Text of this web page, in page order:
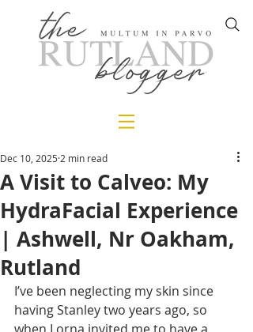
A Visit to Calveo: My
HydraFacial Experience
| Ashwell, Nr Oakham,
Rutland
Dec 10, 2025 2 min read
I’ve been neglecting my skin since
having Stanley two years ago, so